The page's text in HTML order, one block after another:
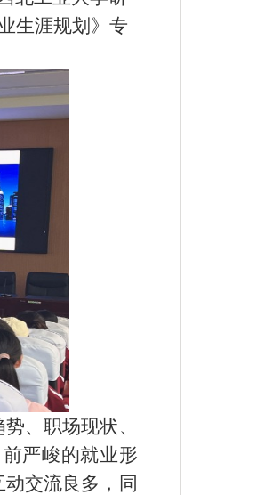
生涯规划 》专
、职场现状、
严峻的就业形
动交流良多， 同